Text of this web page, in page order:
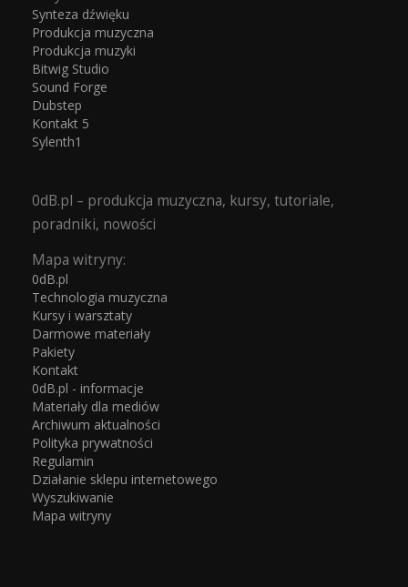
Synteza dźwięku
Produkcja muzyczna
Produkcja muzyki
Bitwig Studio
Sound Forge
Dubstep
Kontakt 5
Sylenth1
0dB.pl – produkcja muzyczna, kursy, tutoriale,
poradniki, nowości
Mapa witryny:
0dB.pl
Technologia muzyczna
Kursy i warsztaty
Darmowe materiały
Pakiety
Kontakt
0dB.pl - informacje
Materiały dla mediów
Archiwum aktualności
Polityka prywatności
Regulamin
Działanie sklepu internetowego
Wyszukiwanie
Mapa witryny